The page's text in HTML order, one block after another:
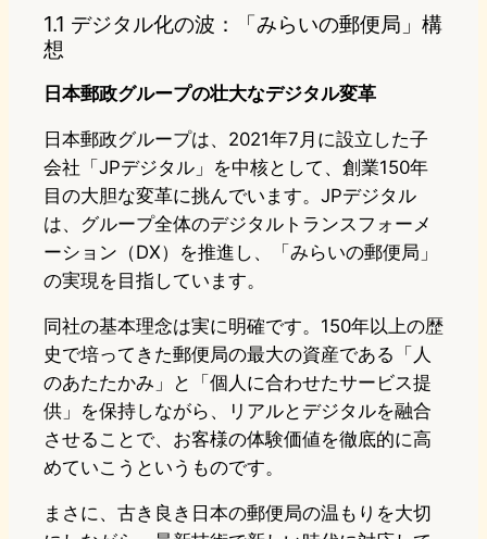
1.1 デジタル化の波：「みらいの郵便局」構
想
日本郵政グループの壮大なデジタル変革
日本郵政グループは、2021年7月に設立した子
会社「JPデジタル」を中核として、創業150年
目の大胆な変革に挑んでいます。JPデジタル
は、グループ全体のデジタルトランスフォーメ
ーション（DX）を推進し、「みらいの郵便局」
の実現を目指しています。
同社の基本理念は実に明確です。150年以上の歴
史で培ってきた郵便局の最大の資産である「人
のあたたかみ」と「個人に合わせたサービス提
供」を保持しながら、リアルとデジタルを融合
させることで、お客様の体験価値を徹底的に高
めていこうというものです。
まさに、古き良き日本の郵便局の温もりを大切